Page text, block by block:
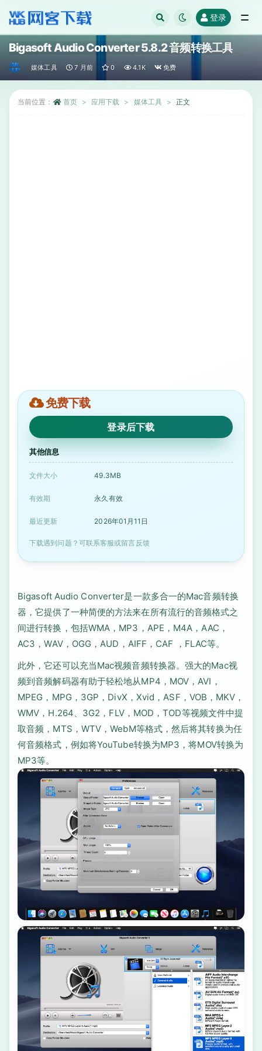
登录
Bigasoft Audio Converter 5.8.2 音频转换工具
媒体工具 7 月前 0 4.1K 免费
当前位置： 首页 应用下载 媒体工具 正文
免费下载
登录后下载
其他信息
文件大小 49.3MB
有效期 永久有效
最近更新 2026年01月11日
下载遇到问题？可联系客服或留言反馈
Bigasoft Audio Converter是一款多合一的Mac音频转换
器，它提供了一种简便的方法来在所有流行的音频格式之
间进行转换，包括WMA，MP3，APE，M4A，AAC，
AC3，WAV，OGG，AUD，AIFF，CAF ，FLAC等。
此外，它还可以充当Mac视频音频转换器。强大的Mac视
频到音频解码器有助于轻松地从MP4，MOV，AVI，
MPEG，MPG，3GP，DivX，Xvid，ASF，VOB，MKV，
WMV，H.264、3G2，FLV，MOD，TOD等视频文件中提
取音频，MTS，WTV，WebM等格式，然后将其转换为任
何音频格式，例如将YouTube转换为MP3，将MOV转换为
MP3等。
全部